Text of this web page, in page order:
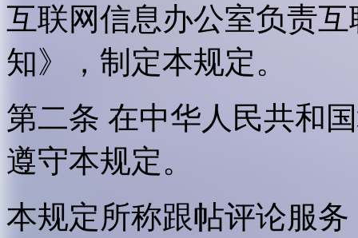
互联网信息办公室负责
知》，制定本规定。
第二条 在中华人民共和
遵守本规定。
本规定所称跟帖评论服